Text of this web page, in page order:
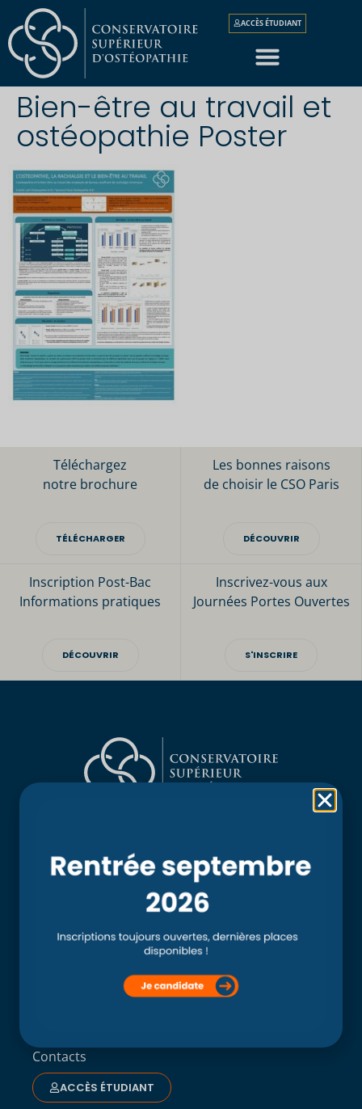
ACCÈS ÉTUDIANT
Bien-être au travail et
ostéopathie Poster
Téléchargez
notre brochure
TÉLÉCHARGER
Les bonnes raisons
de choisir le CSO Paris
DÉCOUVRIR
Inscription Post-Bac
Informations pratiques
DÉCOUVRIR
Inscrivez-vous aux
Journées Portes Ouvertes
S'INSCRIRE
Rubriques
L’école
Clinique externe
Contacts
ACCÈS ÉTUDIANT